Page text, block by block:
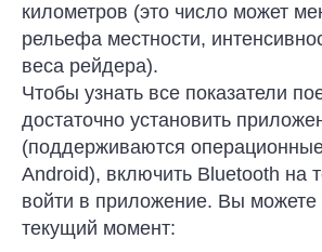
километров (это число может
рельефа местности,
веса рейдера).
Чтобы узнать все показатели
достаточно установить
(поддерживаются
Android), включить Bluetooth на
войти в приложение. Вы можете
текущий момент: